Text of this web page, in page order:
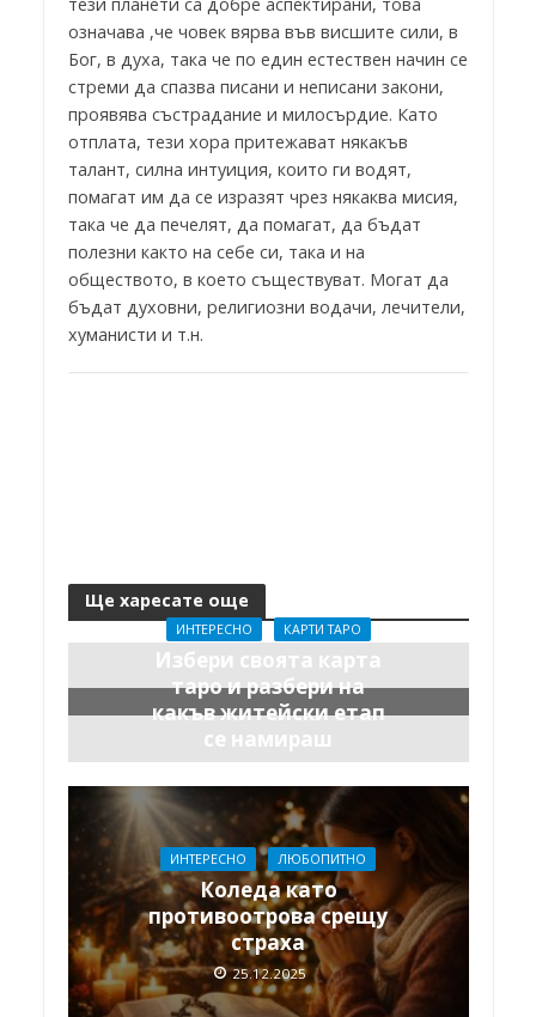
означава ,че човек вярва във висшите сили, в
Бог, в духа, така че по един естествен начин се
стреми да спазва писани и неписани закони,
проявява състрадание и милосърдие. Като
отплата, тези хора притежават някакъв
талант, силна интуиция, които ги водят,
помагат им да се изразят чрез някаква мисия,
така че да печелят, да помагат, да бъдат
полезни както на себе си, така и на
обществото, в което съществуват. Могат да
бъдат духовни, религиозни водачи, лечители,
хуманисти и т.н.
Ще харесате още
ИНТЕРЕСНО КАРТИ ТАРО
Избери своята карта
таро и разбери на
какъв житейски етап
се намираш
ИНТЕРЕСНО ЛЮБОПИТНО
Коледа като
противоотрова срещу
страха
25.12.2025